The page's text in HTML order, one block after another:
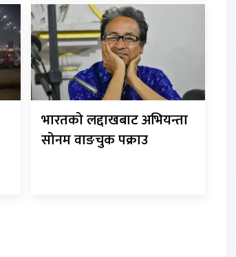
भारतको लद्दाखबाट अभियन्ता
सोनम वाङचुक पक्राउ